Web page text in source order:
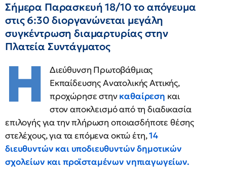
Σήμερα Παρασκευή 18/10 το απόγευμα
στις 6:30 διοργανώνεται μεγάλη
συγκέντρωση διαμαρτυρίας στην
Πλατεία Συντάγματος
Η
Διεύθυνση Πρωτοβάθμιας
Εκπαίδευσης Ανατολικής Αττικής,
προχώρησε στηνκαθαίρεση και
στον αποκλεισμό από τη διαδικασία
επιλογής για την πλήρωση οποιασδήποτε θέσης
στελέχους, για τα επόμενα οκτώ έτη,14
διευθυντών και υποδιευθυντών δημοτικών
σχολείων και προϊσταμένων νηπιαγωγείων.